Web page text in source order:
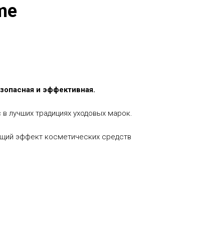
и эффективная.
лучших традициях уходовых марок.
эффект косметических средств